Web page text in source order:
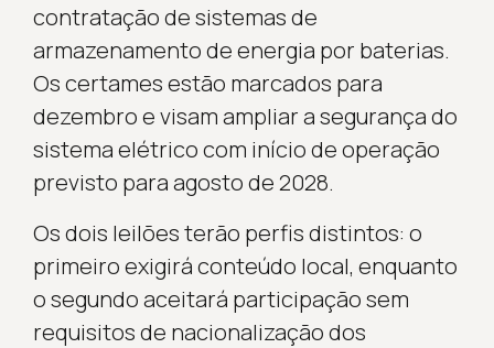
contratação de sistemas de
armazenamento de energia por baterias.
Os certames estão marcados para
dezembro e visam ampliar a segurança do
sistema elétrico com início de operação
previsto para agosto de 2028.
Os dois leilões terão perfis distintos: o
primeiro exigirá conteúdo local, enquanto
o segundo aceitará participação sem
requisitos de nacionalização dos